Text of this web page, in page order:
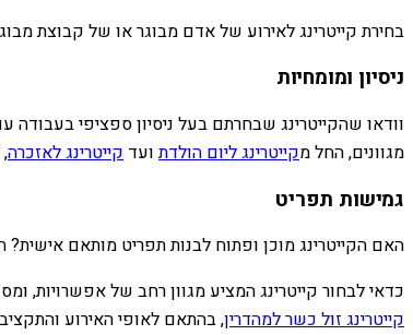
בחירת קייטרינג לאירוע של אדם מבוגר או של קבוצת
ניסיון ומומחיות
וודאו שהקייטרינג שבחרתם בעל ניסיון ספציפי בעבודה
מגוונים, החל מקייטרינג ליום הולדתועד קייטרינג לאזכרה
גמישות תפריט
האם הקייטרינג מוכן ופתוח לבנות תפריט מותאם
כדאי לבחור קייטרינג המציע מגוון רחב של אפשרויות,
קייטרינג זול כשר למהדרין, בהתאם לאופי האירוע